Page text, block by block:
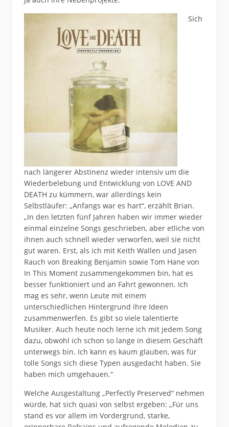
Sich
nach längerer Abstinenz wieder intensiv um die
Wiederbelebung und Entwicklung von LOVE AND
DEATH zu kümmern, war allerdings kein
Selbstläufer: „Anfangs war es hart“, erzählt Brian.
„In den letzten fünf Jahren haben wir immer wieder
einmal einzelne Songs geschrieben, aber etliche von
ihnen auch schnell wieder verworfen, weil sie nicht
gut waren. Erst, als ich mit Keith Wallen und Jasen
Rauch von Breaking Benjamin sowie Tom Hane von
In This Moment zusammengekommen bin, hat es
besser funktioniert und an Fahrt gewonnen. Ich
mag es sehr, wenn Leute mit einem
unterschiedlichen Hintergrund ihre Ideen
zusammenwerfen. Es gibt so viele talentierte
Musiker. Auch heute noch lerne ich mit jedem Song
dazu, obwohl ich schon so lange in diesem Geschäft
unterwegs bin. Ich kann es kaum glauben, was für
tolle Songs sich diese Typen ausgedacht haben. Sie
haben mich umgehauen.“
Welche Ausgestaltung „Perfectly Preserved“ nehmen
würde, hat sich quasi von selbst ergeben: „Für uns
stand es vor allem im Vordergrund, starke,